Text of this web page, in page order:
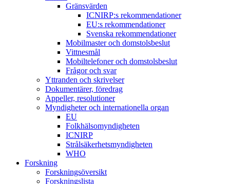
Gränsvärden
ICNIRP:s rekommendationer
EU:s rekommendationer
Svenska rekommendationer
Mobilmaster och domstolsbeslut
Vittnesmål
Mobiltelefoner och domstolsbeslut
Frågor och svar
Yttranden och skrivelser
Dokumentärer, föredrag
Appeller, resolutioner
Myndigheter och internationella organ
EU
Folkhälsomyndigheten
ICNIRP
Strålsäkerhetsmyndigheten
WHO
Forskning
Forskningsöversikt
Forskningslista